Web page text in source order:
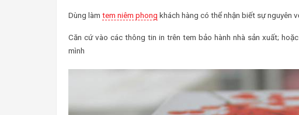
Dùng làm tem niêm phong khách hàng có thể nhận biết sự nguyên
Căn cứ vào các thông tin in trên tem bảo hành nhà sản xuất;
mình